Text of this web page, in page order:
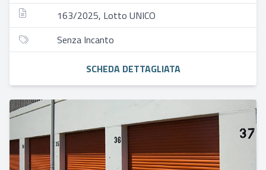
163/2025, Lotto UNICO
Senza Incanto
SCHEDA DETTAGLIATA